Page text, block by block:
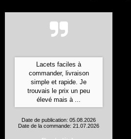
Lacets faciles à
commander, livraison
simple et rapide. Je
trouvais le prix un peu
élevé mais à ...
Date de publication: 05.08.2026
Date de la commande: 21.07.2026